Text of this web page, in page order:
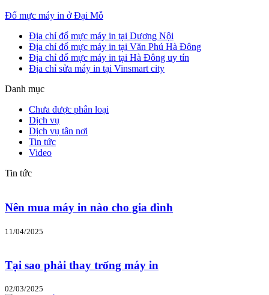
Đổ mực máy in ở Đại Mỗ
Địa chỉ đổ mực máy in tại Dương Nội
Địa chỉ đổ mực máy in tại Văn Phú Hà Đông
Địa chỉ đổ mực máy in tại Hà Đông uy tín
Địa chỉ sửa máy in tại Vinsmart city
Danh mục
Chưa được phân loại
Dịch vụ
Dịch vụ tân nơi
Tin tức
Video
Tin tức
Nên mua máy in nào cho gia đình
11/04/2025
Tại sao phải thay trống máy in
02/03/2025